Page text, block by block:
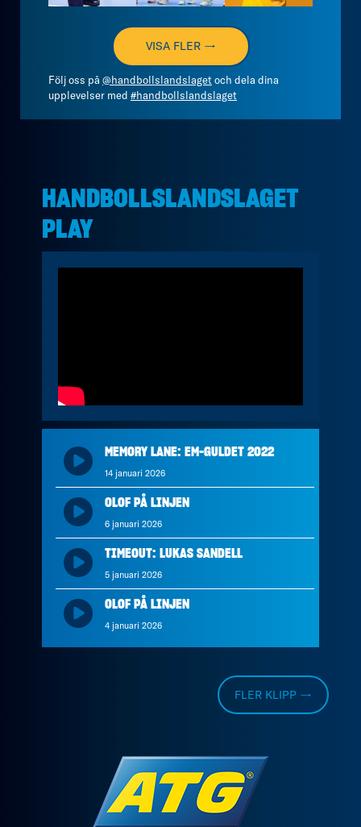
VISA FLER →
Följ oss på @handbollslandslagetoch dela dina
upplevelser med #handbollslandslaget
HANDBOLLSLANDSLAGET
PLAY
MEMORY LANE: EM-GULDET 2022
14 januari 2026
OLOF PÅ LINJEN
6 januari 2026
TIMEOUT: LUKAS SANDELL
5 januari 2026
OLOF PÅ LINJEN
4 januari 2026
FLER KLIPP →